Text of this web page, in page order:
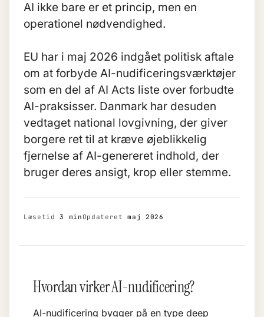
AI ikke bare er et princip, men en
operationel nødvendighed.
EU har i maj 2026 indgået politisk aftale
om at forbyde AI-nudificeringsværktøjer
som en del af AI Acts liste over forbudte
AI-praksisser. Danmark har desuden
vedtaget national lovgivning, der giver
borgere ret til at kræve øjeblikkelig
fjernelse af AI-genereret indhold, der
bruger deres ansigt, krop eller stemme.
Læsetid3 min Opdateretmaj 2026
Hvordan virker AI-nudificering?
AI-nudificering bygger på en type deep